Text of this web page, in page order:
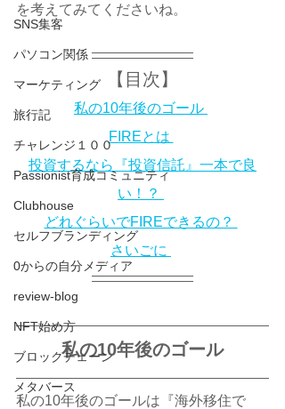
SNS集客
パソコン関係
マーケティング
旅行記
チャレンジ１００
Passionist育成コミュニティ
Clubhouse
セルフブランディング
0からの自分メディア
review-blog
NFT始め方
ブロックチェーン
メタバース
を考えてみてくださいね。
【目次】
私の10年後のゴール
FIREとは
投資するなら『投資信託』一本で良
い！？
どれぐらいでFIREできるの？
さいごに
私の10年後のゴール
私の10年後のゴールは『海外移住で